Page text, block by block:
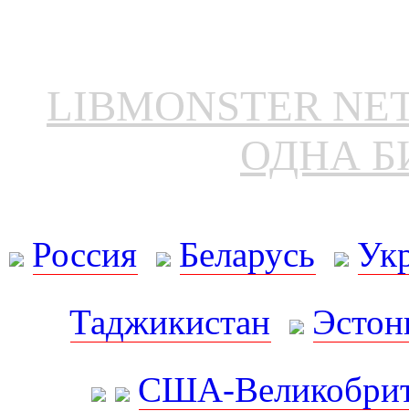
LIBMONSTER
ОДНА
Россия Беларусь
Таджикистан
США-